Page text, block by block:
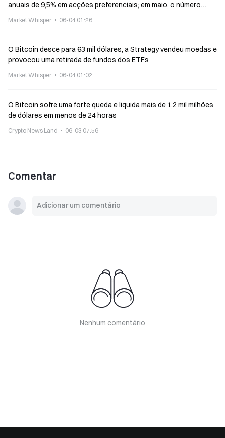
anuais de 9,5% em acções preferenciais; em maio, o número
nível em 5 anos
Market Whisper 06-04 01:26
O Bitcoin desce para 63 mil dólares, a Strategy vendeu moedas e
provocou uma retirada de fundos dos ETFs
Market Whisper 06-04 01:02
O Bitcoin sofre uma forte queda e liquida mais de 1,2 mil milhões
de dólares em menos de 24 horas
Crypto News Land 06-03 07:56
Comentar
Nenhum comentário